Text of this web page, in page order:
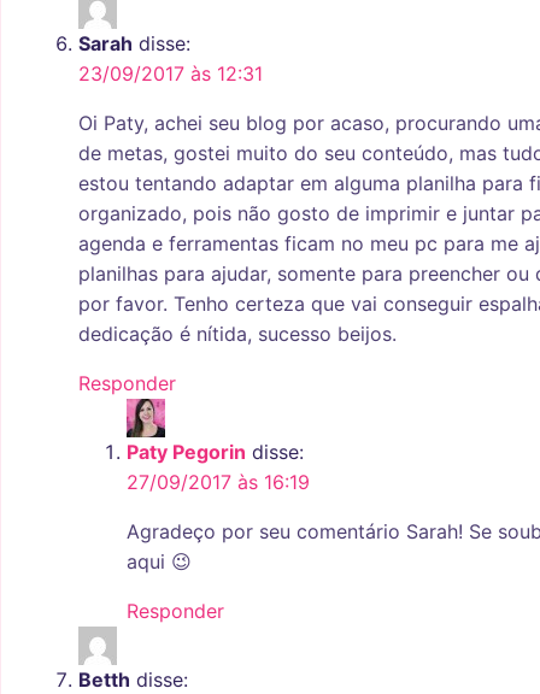
Sarah disse:
23/09/2017 às 12:31
Oi Paty, achei seu blog por acaso, procurando
de metas, gostei muito do seu conteúdo, mas
estou tentando adaptar em alguma planilha para
organizado, pois não gosto de imprimir e juntar
agenda e ferramentas ficam no meu pc para me
planilhas para ajudar, somente para preencher
por favor. Tenho certeza que vai conseguir
dedicação é nítida, sucesso beijos.
Responder
Paty Pegorin disse:
27/09/2017 às 16:19
Agradeço por seu comentário Sarah! Se
aqui 😉
Responder
Betth disse: